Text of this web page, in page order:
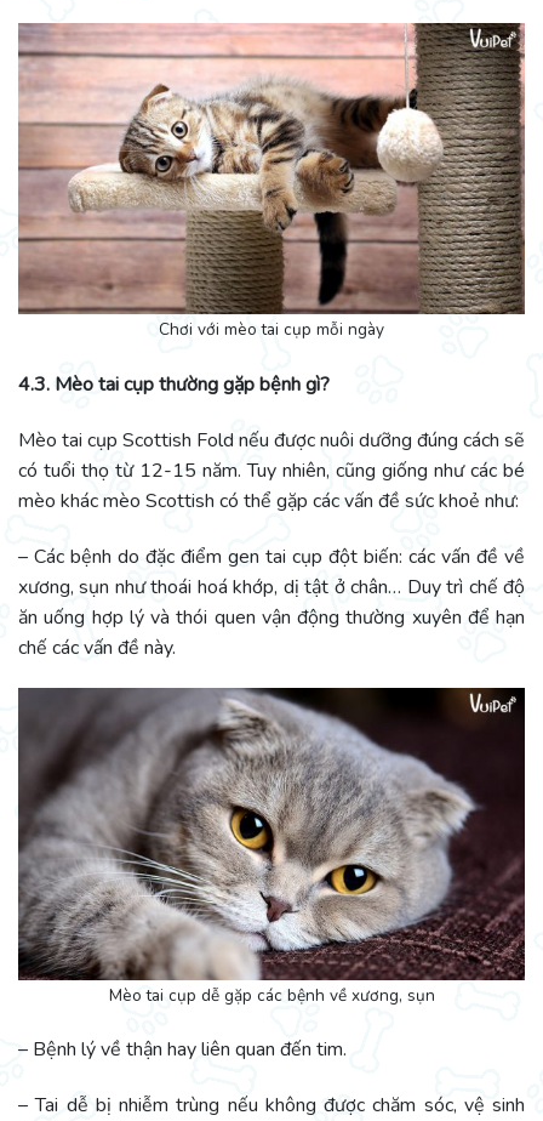
Chơi với mèo tai cụp mỗi ngày
4.3. Mèo tai cụp thường gặp bệnh gì?
Mèo tai cụp Scottish Fold nếu được nuôi dưỡng đúng cách sẽ
có tuổi thọ từ 12-15 năm. Tuy nhiên, cũng giống như các bé
mèo khác mèo Scottish có thể gặp các vấn đề sức khoẻ như:
– Các bệnh do đặc điểm gen tai cụp đột biến: các vấn đề về
xương, sụn như thoái hoá khớp, dị tật ở chân… Duy trì chế độ
ăn uống hợp lý và thói quen vận động thường xuyên để hạn
chế các vấn đề này.
Mèo tai cụp dễ gặp các bệnh về xương, sụn
– Bệnh lý về thận hay liên quan đến tim.
– Tai dễ bị nhiễm trùng nếu không được chăm sóc, vệ sinh